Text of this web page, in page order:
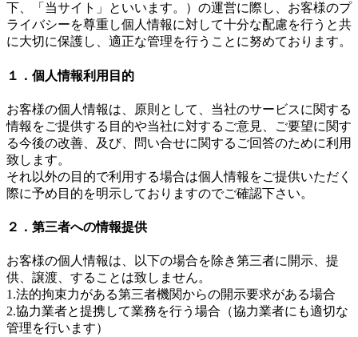
下、「当サイト」といいます。）の運営に際し、お客様のプ
ライバシーを尊重し個人情報に対して十分な配慮を行うと共
に大切に保護し、適正な管理を行うことに努めております。
１．個人情報利用目的
お客様の個人情報は、原則として、当社のサービスに関する
情報をご提供する目的や当社に対するご意見、ご要望に関す
る今後の改善、及び、問い合せに関するご回答のために利用
致します。
それ以外の目的で利用する場合は個人情報をご提供いただく
際に予め目的を明示しておりますのでご確認下さい。
２．第三者への情報提供
お客様の個人情報は、以下の場合を除き第三者に開示、提
供、譲渡、することは致しません。
1.法的拘束力がある第三者機関からの開示要求がある場合
2.協力業者と提携して業務を行う場合（協力業者にも適切な
管理を行います）